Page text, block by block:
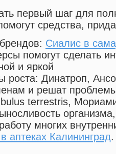
первый шаг для
средства,
Сиалис в
помогут сделать
и яркой
роста: Динатроп,
и решат
terrestris,
многих
аптеках Калининград.